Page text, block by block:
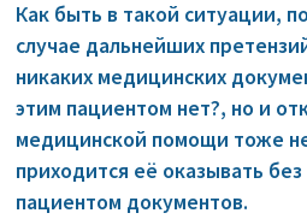
Как быть в такой ситуации,
случае дальнейших
никаких медицинских
этим пациентом нет?, но и
медицинской помощи тоже
приходится её оказывать
пациентом документов.